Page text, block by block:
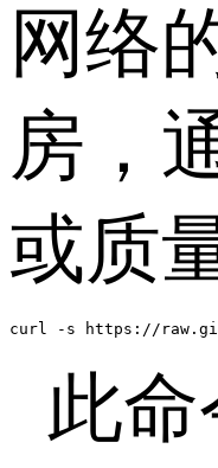
网络
房，
或质
curl -s https://
此